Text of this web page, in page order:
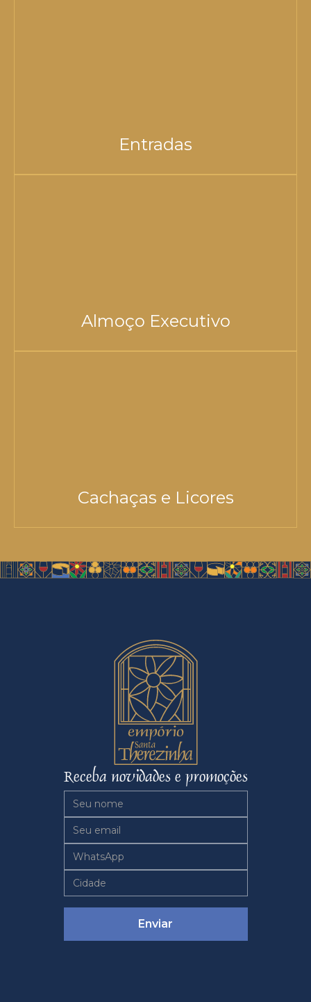
Entradas
Almoço Executivo
Cachaças e Licores
Receba novidades e promoções